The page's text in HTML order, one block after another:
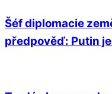
Šéf diplomacie
předpověď: Putin